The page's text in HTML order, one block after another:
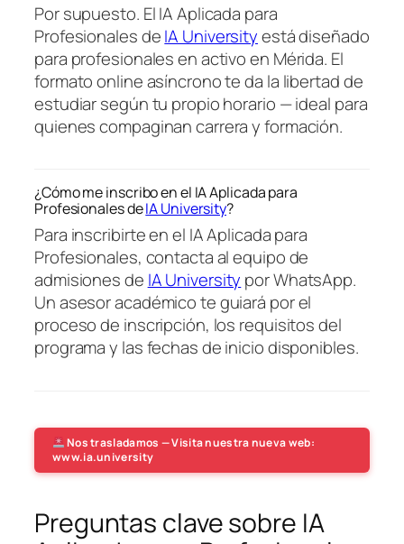
Por supuesto. El IA Aplicada para
Profesionales deIA Universityestá diseñado
para profesionales en activo en Mérida. El
formato online asíncrono te da la libertad de
estudiar según tu propio horario — ideal para
quienes compaginan carrera y formación.
¿Cómo me inscribo en el IA Aplicada para
Profesionales deIA University?
Para inscribirte en el IA Aplicada para
Profesionales, contacta al equipo de
admisiones de IA University por WhatsApp.
Un asesor académico te guiará por el
proceso de inscripción, los requisitos del
programa y las fechas de inicio disponibles.
Nos trasladamos — Visita nuestra nueva web:
www.ia.university
Preguntas clave sobre IA